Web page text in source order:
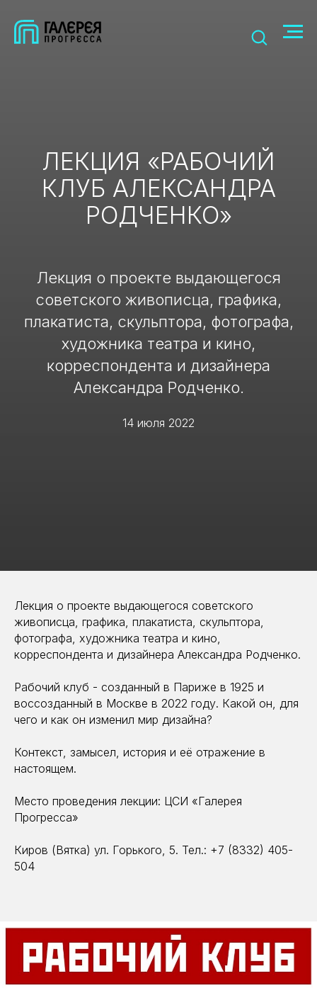
ЛЕКЦИЯ «РАБОЧИЙ
КЛУБ АЛЕКСАНДРА
РОДЧЕНКО»
Лекция о проекте выдающегося
советского живописца, графика,
плакатиста, скульптора, фотографа,
художника театра и кино,
корреспондента и дизайнера
Александра Родченко.
14 июля 2022
Лекция о проекте выдающегося советского
живописца, графика, плакатиста, скульптора,
фотографа, художника театра и кино,
корреспондента и дизайнера Александра Родченко.
Рабочий клуб - созданный в Париже в 1925 и
воссозданный в Москве в 2022 году. Какой он, для
чего и как он изменил мир дизайна?
Контекст, замысел, история и её отражение в
настоящем.
Место проведения лекции: ЦСИ «Галерея
Прогресса»
Киров (Вятка) ул. Горького, 5. Тел.: +7 (8332) 405-
504